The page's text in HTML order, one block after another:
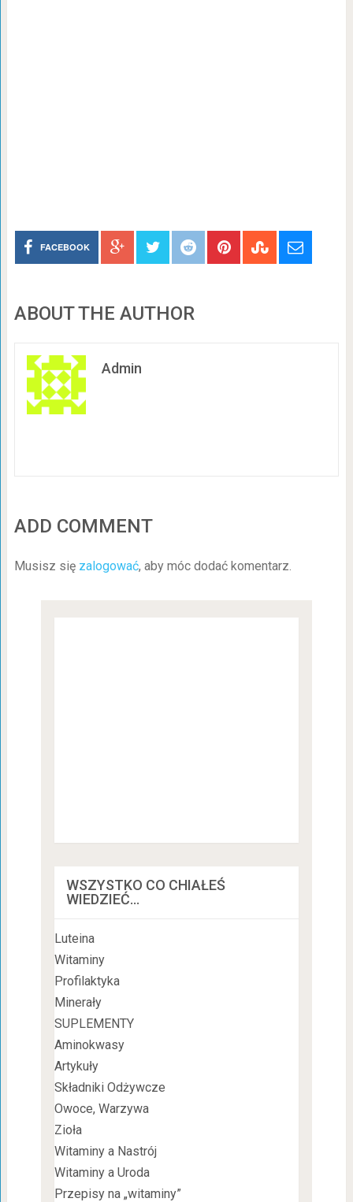
FACEBOOK
ABOUT THE AUTHOR
Admin
ADD COMMENT
Musisz się zalogować, aby móc dodać komentarz.
WSZYSTKO CO CHIAŁEŚ
WIEDZIEĆ…
Luteina
Witaminy
Profilaktyka
Minerały
SUPLEMENTY
Aminokwasy
Artykuły
Składniki Odżywcze
Owoce, Warzywa
Zioła
Witaminy a Nastrój
Witaminy a Uroda
Przepisy na „witaminy”